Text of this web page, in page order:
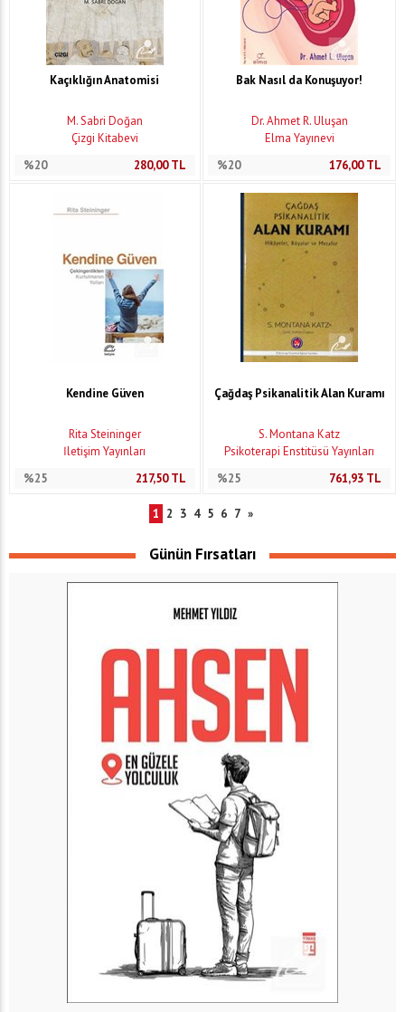
Kaçıklığın Anatomisi
M. Sabri Doğan
Çizgi Kitabevi
%20
280,00TL
Bak Nasıl da Konuşuyor!
Dr. Ahmet R. Uluşan
Elma Yayınevi
%20
176,00TL
Kendine Güven
Rita Steininger
İletişim Yayınları
%25
217,50TL
Çağdaş Psikanalitik Alan Kuramı
S. Montana Katz
Psikoterapi Enstitüsü Yayınları
%25
761,93 TL
1 2 3 4 5 6 7 »
Günün Fırsatları